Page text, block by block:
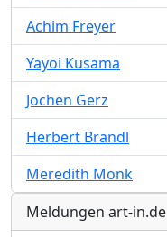
Achim Freyer
Yayoi Kusama
Jochen Gerz
Herbert Brandl
Meredith Monk
Meldungen art-in.de